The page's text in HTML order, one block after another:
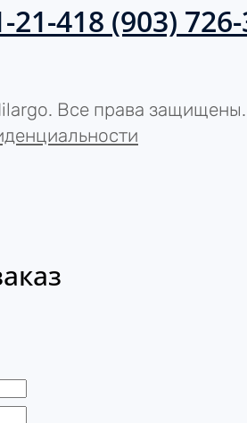
21-418 (903)
Все права защищены.